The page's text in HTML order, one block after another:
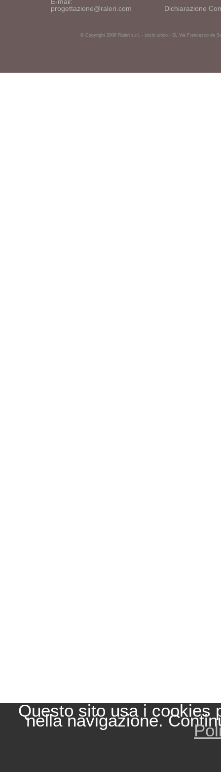
Questo sito usa i cookies
nella navigazione.
progettazione@raleri.com
Dichiarazione
© Copyright 2008 Raleri s.r.l. - socio unico - SL Via Francesco de